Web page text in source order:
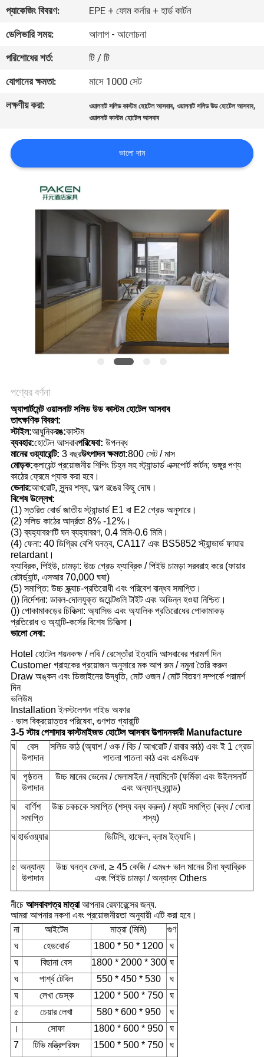
নিয়ন্ত্রণ
যোগাযোগ
করুন
উদ্ধৃতির
আবেদন
প্যাকেজিং বিবরণ:
EPE + ফোম কর্নার + হার্ড কার্টন
ডেলিভারি সময়:
আলাপ - আলোচনা
পরিশোধের শর্ত:
টি / টি
যোগানের ক্ষমতা:
মাসে 1000 সেট
লক্ষণীয় করা:
ওয়ালনাট সলিড কাস্টম হোটেল আসবাব,ওয়ালনাট সলিড উড হোটেল আসবাব,
ওয়ালনাট কাস্টম হোটেল আসবাব
ভালো দাম
পণ্যের বর্ণনা
অ্যাপার্টমেন্ট ওয়ালনাট সলিড উড কাস্টম হোটেল আসবাব
তাৎক্ষণিক বিবরণ:
স্টাইল:আধুনিকরঙ:কাস্টম
ব্যবহার:হোটেল আসবাবপরিষেবা: উপলব্ধ
মানের ওয়্যারেন্টি: 3 বছরউৎপাদন ক্ষমতা:800 সেট / মাস
মোড়ক:ক্লায়েন্ট প্রয়োজনীয় শিপিং চিহ্ন সহ স্ট্যান্ডার্ড এক্সপোর্ট কার্টন; ভঙ্গুর পণ্য
কাঠের ফ্রেমে প্যাক করা হবে।
ভেনার:আখরোট, সুন্দর শস্য, অল্প রঙের কিছু দোষ।
বিশেষ উল্লেখ:
(1) স্তরিত বোর্ড জাতীয় স্ট্যান্ডার্ড E1 বা E2 গ্রেড অনুসারে।
(2) সলিড কাঠের আর্দ্রতা 8% -12%।
(3) ব্যহ্যাবরণটি ঘন ব্যহ্যাবরণ, 0.4 মিমি-0.6 মিমি।
(4) ফেনা: 40 ডিগ্রির বেশি ঘনত্ব, CA117 এবং BS5852 স্ট্যান্ডার্ড ফায়ার
retardant।
ফ্যাব্রিক, পিইউ, চামড়া: উচ্চ গ্রেড ফ্যাব্রিক / পিইউ চামড়া সরবরাহ করে (ফায়ার
রেটার্ড্যান্ট, এসআর 70,000 ঘষা)
(5) সমাপ্তি: উচ্চ স্ক্র্যাচ-প্রতিরোধী এবং পরিবেশ বান্ধব সমাপ্তি।
()) নির্দেশনা: ডাবল-দোলযুক্ত জয়েন্টগুলি টাইট এবং অভিন্ন হওয়া নিশ্চিত।
()) পোকামাকড়ের চিকিত্সা: অ্যাসিড এবং অ্যালিক প্রতিরোধের পোকামাকড়
প্রতিরোধ ও অ্যান্টি-কর্সের বিশেষ চিকিত্সা।
ভালো সেবা:
Hotel হোটেল শয়নকক্ষ / লবি / রেস্তোঁরা ইত্যাদি আসবাবের পরামর্শ দিন
Customer গ্রাহকের প্রয়োজন অনুসারে মক আপ রুম / নমুনা তৈরি করুন
Draw অঙ্কন এবং ডিজাইনের উদ্ধৃতি, মোট ওজন / মোট বিতরণ সম্পর্কে পরামর্শ
দিন
ভলিউম
Installation ইনস্টলেশন গাইড অফার
· ভাল বিক্রয়োত্তর পরিষেবা, গুণগত গ্যারান্টি
3-5 স্টার পেশাদার কাস্টমাইজড হোটেল আসবাব উত্পাদনকারী Manufacture
ঘ
বেস
উপাদান
সলিড কাঠ (অ্যাশ / ওক / বিচ / আখরোট / রাবার কাঠ) এবং ই 1 গ্রেড
পাতলা পাতলা কাঠ এবং এমডিএফ
ঘ
পৃষ্ঠতল
উপাদান
উচ্চ মানের ভেনের / মেলামাইন / ল্যামিনেট (ফর্মিকা এবং উইলসনার্ট
এবং অন্যান্য ব্র্যান্ড)
ঘ
বার্ণিশ
সমাপ্তি
উচ্চ চকচকে সমাপ্তি (শস্য বন্ধ করুন) / ম্যাট সমাপ্তি (বন্ধ / খোলা
শস্য)
ঘ হার্ডওয়্যার ডিটিসি, হাফেল, ব্লাম ইত্যাদি।
৫ অন্যান্য
উপাদান
উচ্চ ঘনত্ব ফেনা, ≥ 45 কেজি / এমঘ+ ভাল মানের চীনা ফ্যাব্রিক
এবং পিইউ চামড়া / অন্যান্য Others
নীচে আসবাবপত্র মাত্রাআপনার রেফারেন্সের জন্য.
আমরা আপনার নকশা এবং প্রয়োজনীয়তা অনুযায়ী এটি করা হবে।
না
আইটেম মাত্রা (মিমি)
গুণ
ঘ
হেডবোর্ড 1800 * 50 * 1200
ঘ
ঘ
বিছানা বেস 1800 * 2000 * 300 ঘ
ঘ
পার্শ্ব টেবিল 550 * 450 * 530
ঘ
ঘ
লেখা ডেস্ক 1200 * 500 * 750
ঘ
৫
চেয়ার লেখা 580 * 600 * 950
ঘ
।
সোফা 1800 * 600 * 950
ঘ
7
টিভি মন্ত্রিপরিষদ 1500 * 500 * 750 ঘ